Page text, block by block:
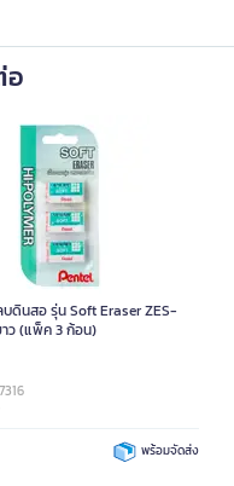
อ
บดินสอ รุ่น Soft Eraser ZES-
ว (แพ็ค 3 ก้อน)
พร้อมจัดส่ง